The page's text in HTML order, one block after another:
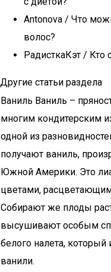
Antonova / Что
волос?
РадисткаКэт / Кто
Другие статьи раздела
Ваниль Ваниль –
многим кондитерским
одной из
получают ваниль,
Южной Америки. Это
цветами,
Собирают же плоды
высушивают особым
белого налета,
ванили.